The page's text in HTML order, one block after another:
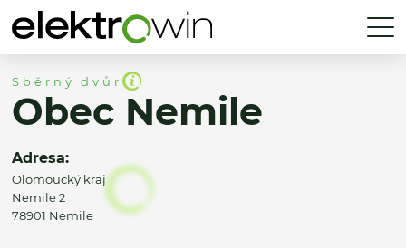
Sběrný dvůr
Obec Nemile
Adresa:
Olomoucký kraj
Nemile 2
78901 Nemile